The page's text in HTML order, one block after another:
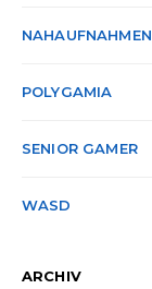
NAHAUFNAHMEN
POLYGAMIA
SENIOR GAMER
WASD
ARCHIV